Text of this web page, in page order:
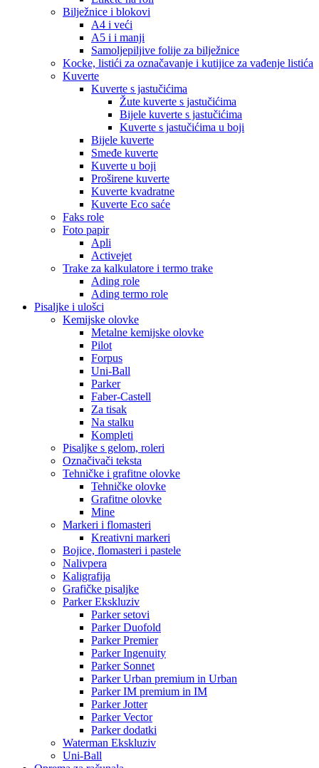
Bilježnice i blokovi
A4 i veći
A5 i i manji
Samoljepiljive folije za bilježnice
Kocke, listići za označavanje i kutijice za vađenje listića
Kuverte
Kuverte s jastučićima
Žute kuverte s jastučićima
Bijele kuverte s jastučićima
Kuverte s jastučićima u boji
Bijele kuverte
Smeđe kuverte
Kuverte u boji
Proširene kuverte
Kuverte kvadratne
Kuverte Eco saće
Faks role
Foto papir
Apli
Activejet
Trake za kalkulatore i termo trake
Ading role
Ading termo role
Pisaljke i ulošci
Kemijske olovke
Metalne kemijske olovke
Pilot
Forpus
Uni-Ball
Parker
Faber-Castell
Za tisak
Na stalku
Kompleti
Pisaljke s gelom, roleri
Označivači teksta
Tehničke i grafitne olovke
Tehničke olovke
Grafitne olovke
Mine
Markeri i flomasteri
Kreativni markeri
Bojice, flomasteri i pastele
Nalivpera
Kaligrafija
Grafičke pisaljke
Parker Ekskluziv
Parker setovi
Parker Duofold
Parker Premier
Parker Ingenuity
Parker Sonnet
Parker Urban premium in Urban
Parker IM premium in IM
Parker Jotter
Parker Vector
Parker dodatki
Waterman Ekskluziv
Uni-Ball